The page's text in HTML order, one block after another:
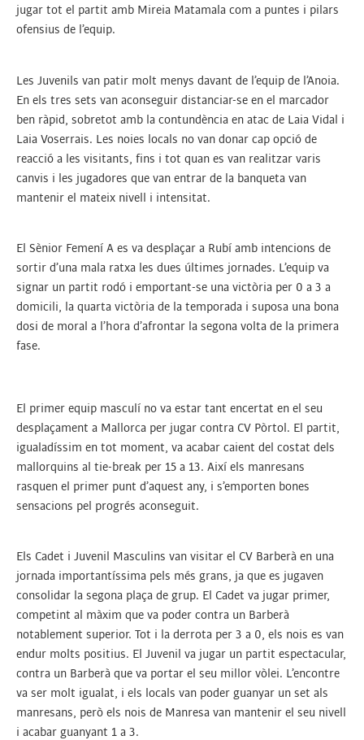
jugar tot el partit amb Mireia Matamala com a puntes i pilars
ofensius de l’equip.
Les Juvenils van patir molt menys davant de l’equip de l’Anoia.
En els tres sets van aconseguir distanciar-se en el marcador
ben ràpid, sobretot amb la contundència en atac de Laia Vidal i
Laia Voserrais. Les noies locals no van donar cap opció de
reacció a les visitants, fins i tot quan es van realitzar varis
canvis i les jugadores que van entrar de la banqueta van
mantenir el mateix nivell i intensitat.
El Sènior Femení A es va desplaçar a Rubí amb intencions de
sortir d’una mala ratxa les dues últimes jornades. L’equip va
signar un partit rodó i emportant-se una victòria per 0 a 3 a
domicili, la quarta victòria de la temporada i suposa una bona
dosi de moral a l’hora d’afrontar la segona volta de la primera
fase.
El primer equip masculí no va estar tant encertat en el seu
desplaçament a Mallorca per jugar contra CV Pòrtol. El partit,
igualadíssim en tot moment, va acabar caient del costat dels
mallorquins al tie-break per 15 a 13. Així els manresans
rasquen el primer punt d’aquest any, i s’emporten bones
sensacions pel progrés aconseguit.
Els Cadet i Juvenil Masculins van visitar el CV Barberà en una
jornada importantíssima pels més grans, ja que es jugaven
consolidar la segona plaça de grup. El Cadet va jugar primer,
competint al màxim que va poder contra un Barberà
notablement superior. Tot i la derrota per 3 a 0, els nois es van
endur molts positius. El Juvenil va jugar un partit espectacular,
contra un Barberà que va portar el seu millor vòlei. L’encontre
va ser molt igualat, i els locals van poder guanyar un set als
manresans, però els nois de Manresa van mantenir el seu nivell
i acabar guanyant 1 a 3.